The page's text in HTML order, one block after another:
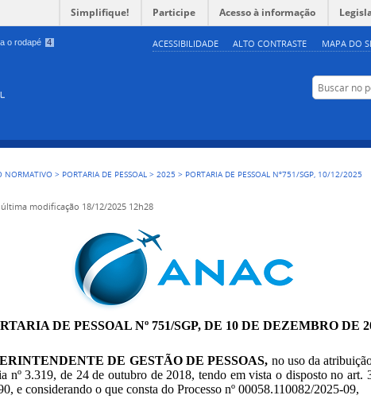
o rodapé 4 ACESSIBILIDADE ALTO CONTRASTE MAPA DO
Simplifique! Participe Acesso à informação
Buscar no portal
NORMATIVO > PORTARIA DE PESSOAL >2025 > PORTARIA DE PESSOAL Nº751/SGP, 10/12/2025
última modificação 18/12/2025 12h28
DE PESSOAL Nº 751/SGP, DE 10 DE DEZEMBRO DE
DE GESTÃO DE PESSOAS, no uso da
nº 3.319, de 24 de outubro de 2018, tendo em vista o disposto no art.
e considerando o que consta do Processo nº 00058.110082/2025-09,